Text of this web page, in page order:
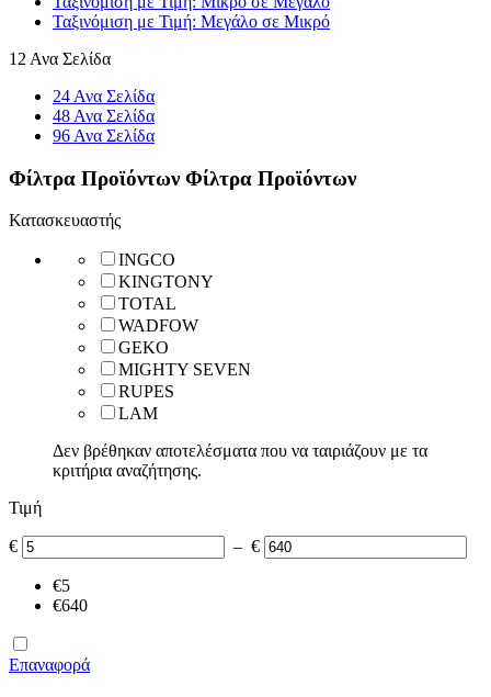
Ταξινόμιση με Τιμή: Μεγάλο σε Μικρό
12 Ανα Σελίδα
24 Ανα Σελίδα
48 Ανα Σελίδα
96 Ανα Σελίδα
Φίλτρα Προϊόντων Φίλτρα Προϊόντων
Κατασκευαστής
INGCO
KINGTONY
TOTAL
WADFOW
GEKO
MIGHTY SEVEN
RUPES
LAM
Δεν βρέθηκαν αποτελέσματα που να ταιριάζουν με τα
κριτήρια αναζήτησης.
Τιμή
€ – €
‎€5
‎€640
Επαναφορά